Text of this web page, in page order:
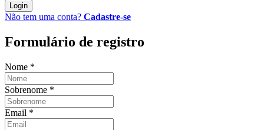
Login
Não tem uma conta? Cadastre-se
Formulário de registro
Nome *
Sobrenome *
Email *